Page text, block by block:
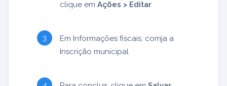
clique em Ações > Editar
Em Informações fiscais, corrija a
Inscrição municipal